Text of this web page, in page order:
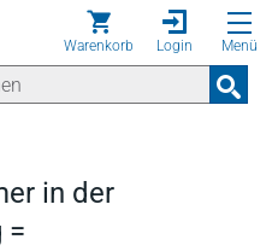
Warenkorb Login Menü
in der
=